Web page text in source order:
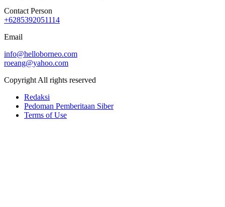
Contact Person
+6285392051114
Email
info@helloborneo.com
roeang@yahoo.com
Copyright All rights reserved
Redaksi
Pedoman Pemberitaan Siber
Terms of Use